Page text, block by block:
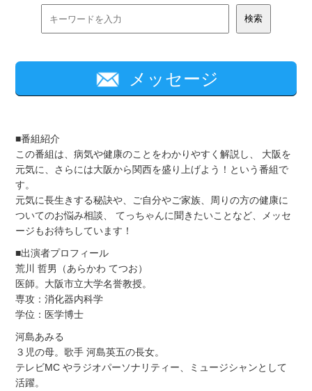
メッセージ
■番組紹介
この番組は、病気や健康のことをわかりやすく解説し、 大阪を
元気に、さらには大阪から関西を盛り上げよう！という番組で
す。
元気に長生きする秘訣や、ご自分やご家族、周りの方の健康に
ついてのお悩み相談、 てっちゃんに聞きたいことなど、メッセ
ージもお待ちしています！
■出演者プロフィール
荒川 哲男（あらかわ てつお）
医師。大阪市立大学名誉教授。
専攻：消化器内科学
学位：医学博士
河島あみる
３児の母。歌手 河島英五の長女。
テレビMC やラジオパーソナリティー、ミュージシャンとして
活躍。